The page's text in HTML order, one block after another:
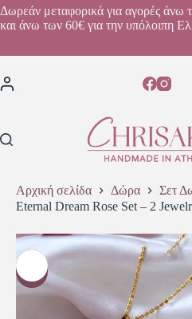
Δωρεάν μεταφορικά για αγορές άνω
και άνω των 60€ για την υπόλοιπη
Αρχική σελίδα Δώρα
Σετ
Eternal Dream Rose Set – 2